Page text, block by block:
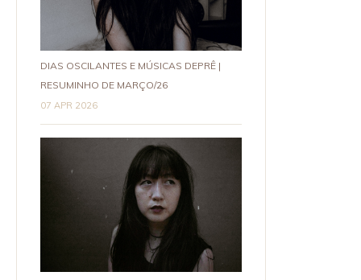
DIAS OSCILANTES E MÚSICAS DEPRÊ |
RESUMINHO DE MARÇO/26
07 APR 2026